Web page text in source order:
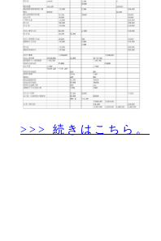
>>> 続きはこちら。